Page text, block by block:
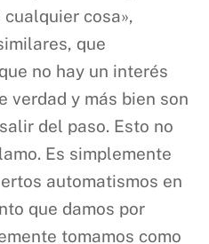
cualquier cosa»,
que
no hay un interés
verdad y más bien son
del paso. Esto no
Es simplemente
automatismos en
que damos por
tomamos como